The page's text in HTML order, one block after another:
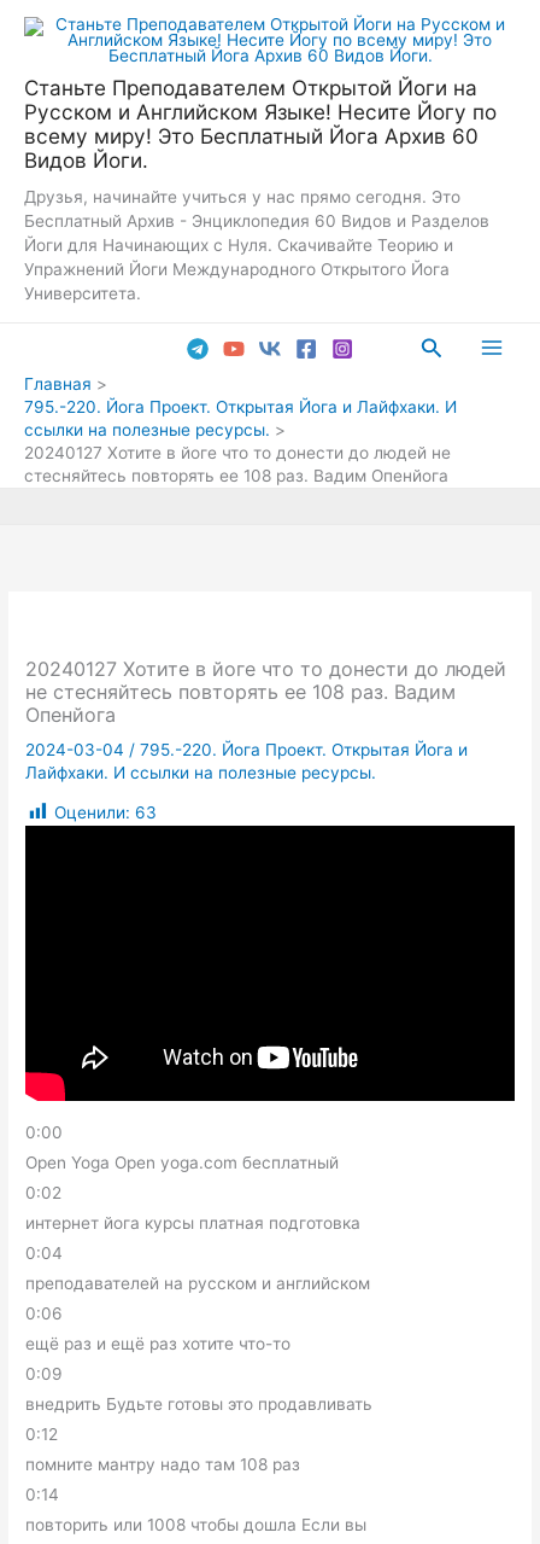
Перейти
Станьте Преподавателем Открытой Йоги на
Русском и Английском Языке! Несите Йогу по
всему миру! Это Бесплатный Йога Архив 60
Видов Йоги.
Друзья, начинайте учиться у нас прямо сегодня. Это
Бесплатный Архив - Энциклопедия 60 Видов и Разделов
Йоги для Начинающих с Нуля. Скачивайте Теорию и
Упражнений Йоги Международного Открытого Йога
Университета.
Поиск
Главная
795.-220. Йога Проект. Открытая Йога и Лайфхаки. И
ссылки на полезные ресурсы.
20240127 Хотите в йоге что то донести до людей не
стесняйтесь повторять ее 108 раз. Вадим Опенйога
20240127 Хотите в йоге что то донести до людей
не стесняйтесь повторять ее 108 раз. Вадим
Опенйога
2024-03-04 /795.-220. Йога Проект. Открытая Йога и
Лайфхаки. И ссылки на полезные ресурсы.
Оценили: 63
0:00
Open Yoga Open yoga.com бесплатный
0:02
интернет йога курсы платная подготовка
0:04
преподавателей на русском и английском
0:06
ещё раз и ещё раз хотите что-то
0:09
внедрить Будьте готовы это продавливать
0:12
помните мантру надо там 108 раз
0:14
повторить или 1008 чтобы дошла Если вы